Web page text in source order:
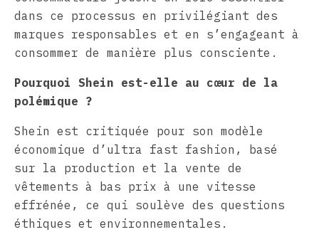
dans ce processus en privilégiant des
marques responsables et en s’engageant à
consommer de manière plus consciente.
Pourquoi Shein est-elle au cœur de la
polémique ?
Shein est critiquée pour son modèle
économique d’ultra fast fashion, basé
sur la production et la vente de
vêtements à bas prix à une vitesse
effrénée, ce qui soulève des questions
éthiques et environnementales.